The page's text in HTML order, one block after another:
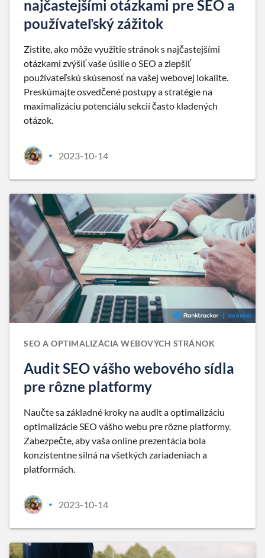
najčastejšími otázkami pre SEO a
používateľský zážitok
Zistite, ako môže využitie stránok s najčastejšími
otázkami zvýšiť vaše úsilie o SEO a zlepšiť
používateľskú skúsenosť na vašej webovej lokalite.
Preskúmajte osvedčené postupy a stratégie na
maximalizáciu potenciálu sekcií často kladených
otázok.
• 2023-10-14
SEO A OPTIMALIZÁCIA WEBOVÝCH STRÁNOK
Audit SEO vášho webového sídla
pre rôzne platformy
Naučte sa základné kroky na audit a optimalizáciu
optimalizácie SEO vášho webu pre rôzne platformy.
Zabezpečte, aby vaša online prezentácia bola
konzistentne silná na všetkých zariadeniach a
platformách.
• 2023-10-14